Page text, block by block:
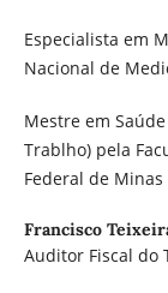
Especialista em
Nacional de
Mestre em
Trablho) pela
Federal de Minas
Francisco
Auditor Fiscal do